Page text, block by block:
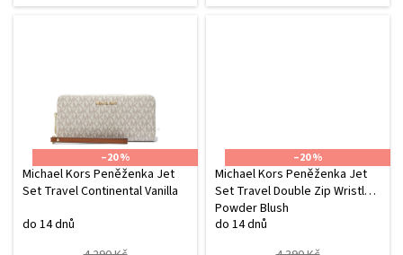
–20 %
Michael Kors Peněženka Jet
Set Travel Continental Vanilla
do 14 dnů
–20 %
Michael Kors Peněženka Jet
Set Travel Double Zip Wristlet
Powder Blush
do 14 dnů